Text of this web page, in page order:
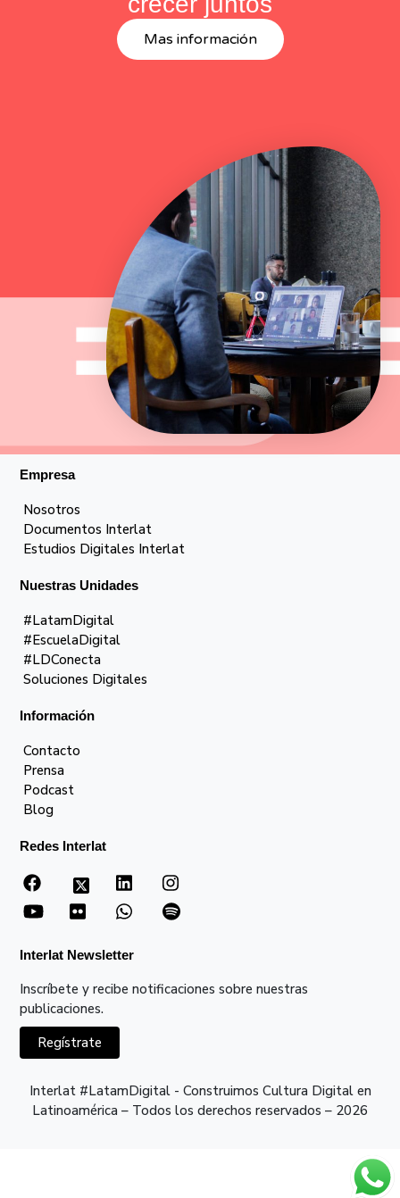
Mas información
Empresa
Nosotros
Documentos Interlat
Estudios Digitales Interlat
Nuestras Unidades
#LatamDigital
#EscuelaDigital
#LDConecta
Soluciones Digitales
Información
Contacto
Prensa
Podcast
Blog
Redes Interlat
Interlat Newsletter
Inscríbete y recibe notificaciones sobre nuestras
publicaciones.
Regístrate
Interlat #LatamDigital - Construimos Cultura Digital en
Latinoamérica – Todos los derechos reservados – 2026